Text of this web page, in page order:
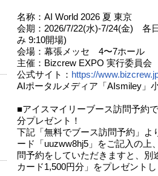
名称：AI World 2026 夏 東京
会期：2026/7/22(水)-7/24(金) 各
み 9:10開場)
会場：幕張メッセ 4〜7ホール
主催：Bizcrew EXPO 実行委員会
公式サイト： https://
AIポータルメディア「AIsmiley」
■アイスマイリーブース訪問予約
分プレゼント！
下記「無料でブース訪問予約」よ
ード「uuzww8hj5」をご記入の上
問予約をしていただきますと、別
カード1,500円分」をプレゼント